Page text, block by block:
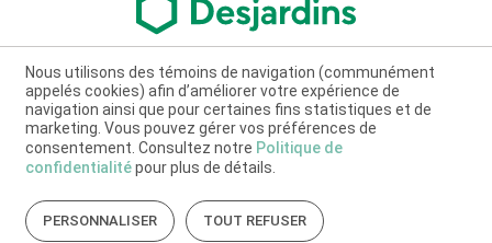
Nous utilisons des témoins de navigation (communément
appelés cookies) afin d’améliorer votre expérience de
navigation ainsi que pour certaines fins statistiques et de
marketing. Vous pouvez gérer vos préférences de
consentement. Consultez notre Politique de
confidentialitépour plus de détails.
PERSONNALISER TOUT REFUSER